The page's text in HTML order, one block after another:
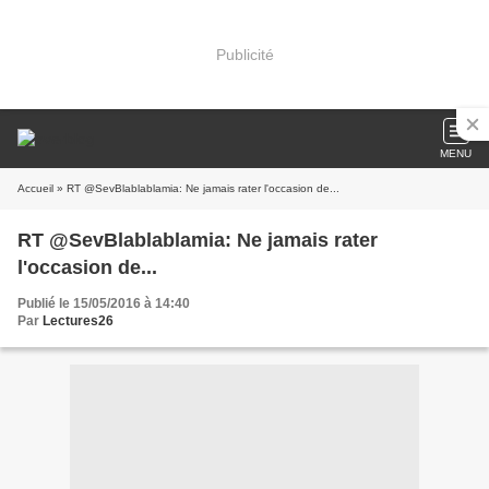
Publicité
MENU
Accueil » RT @SevBlablablamia: Ne jamais rater l'occasion de...
RT @SevBlablablamia: Ne jamais rater
l'occasion de...
Publié le 15/05/2016 à 14:40
Par Lectures26